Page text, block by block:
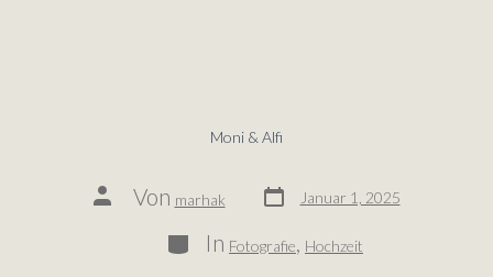
Moni & Alfi
Von marhak Januar 1, 2025
In Fotografie Hochzeit